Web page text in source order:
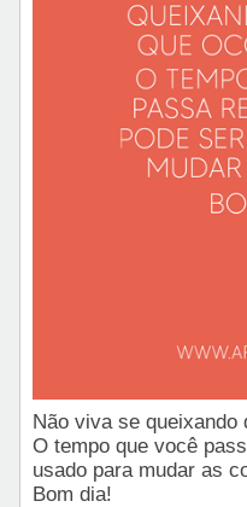
Não viva se queixando
O tempo que você
usado para mudar as
Bom dia!